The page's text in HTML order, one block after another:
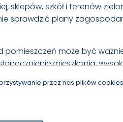
sklepów, szkół i terenów
sprawdzić plany
pomieszczeń może być
mieszkania,
lokum przez długie
przez nas plików